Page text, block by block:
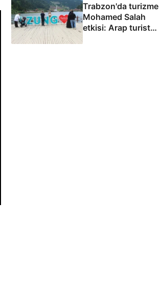
Trabzon'da turizme
Mohamed Salah
etkisi: Arap turist